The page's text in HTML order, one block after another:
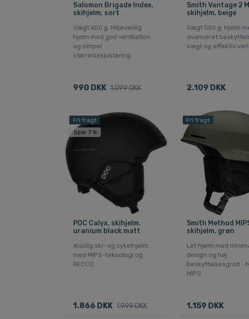
Salomon Brigade Index,
skihjelm, sort
Vægt:450 g. Miljøvenlig
hjelm med god ventilation
og simpel
størrelsesjustering
990 DKK 1.099 DKK
Smith Vantage 2
skihjelm, beige
Vægt 550 g. Hjelm
avanceret
vægt og effektiv
2.109 DKK
Fri fragt
Spar 7 %
POC Calyx, skihjelm,
uranium black matt
Alsidig ski- og cykelhjelm
med MIPS-teknologi og
RECCO
1.866 DKK 1.999 DKK
Fri fragt
Smith Method
skihjelm, grøn
Let hjelm med
design og høj
beskyttelsesgrad -
MIPS
1.159 DKK